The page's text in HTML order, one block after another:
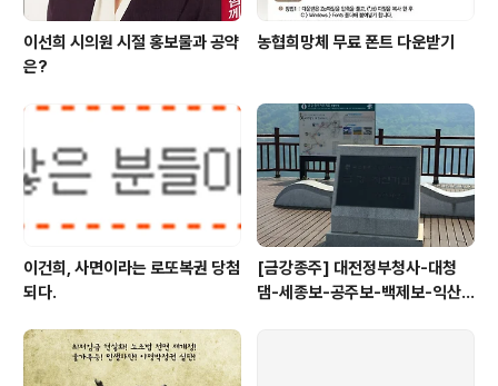
이선희 시의원 시절 홍보물과 공약
은?
농협희망체 무료 폰트 다운받기
이건희, 사면이라는 로또복권 당첨
되다.
[금강종주] 대전정부청사-대청
댐-세종보-공주보-백제보-익산